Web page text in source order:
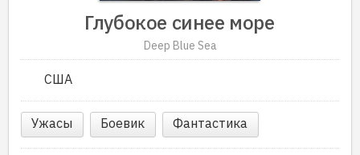
Глубокое синее море
Deep Blue Sea
США
Ужасы Боевик Фантастика